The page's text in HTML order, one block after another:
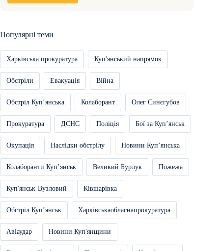
Популярні теми
Харківська прокуратура Куп'янський напрямок
Обстріли Евакуація Війна
Обстріл Купʼянська Колаборант Олег Синєгубов
Прокуратура ДСНС Поліція Бої за Купʼянськ
Окупація Наслідки обстрілу Новини Купʼянська
Колаборанти Купʼянськ Великий Бурлук Пожежа
Куп'янськ-Вузловий Ківшарівка
Обстріл Купʼянськ Харківськаобласнапрокуратура
Авіаудар Новини Куп'янщини